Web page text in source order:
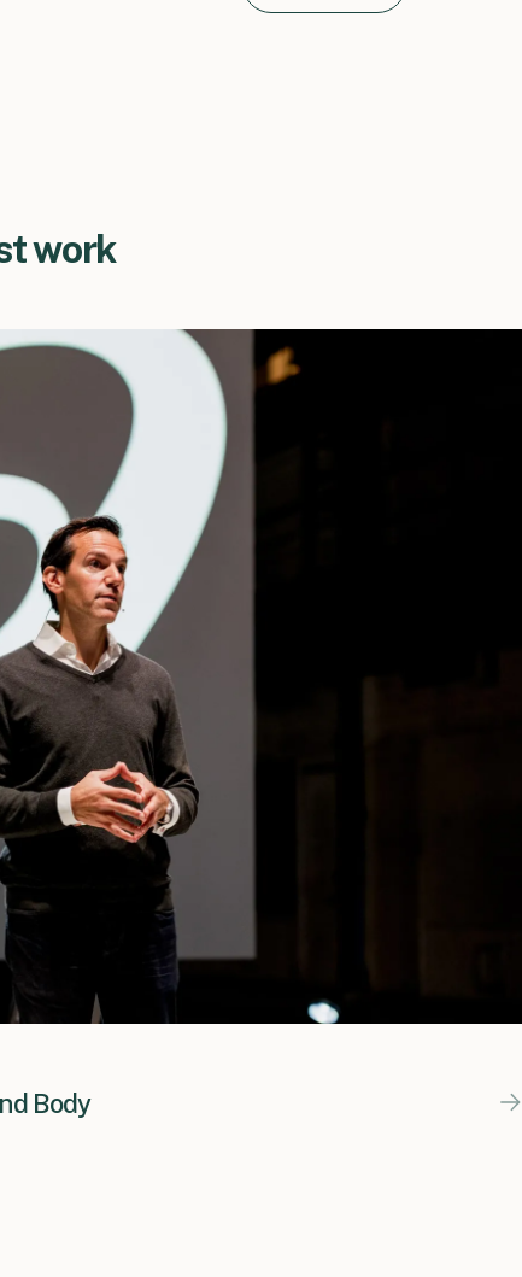
work
Body
“Voor een startup als die van ons is